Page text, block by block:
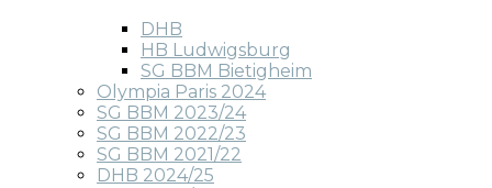
DHB
HB Ludwigsburg
SG BBM Bietigheim
Olympia Paris 2024
SG BBM 2023/24
SG BBM 2022/23
SG BBM 2021/22
DHB 2024/25